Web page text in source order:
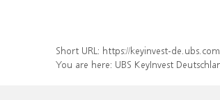
Short URL: https://keyinvest-
You are here: UBS KeyInvest